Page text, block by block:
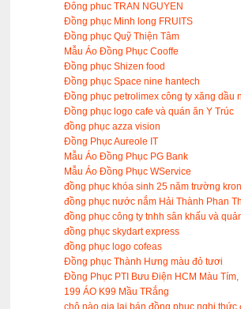
Đông phuc TRAN NGUYEN
Đồng phục Minh long FRUITS
Đồng phục Quỹ Thiện Tâm
Mẫu Áo Đồng Phục Cooffe
Đồng phục Shizen food
Đồng phục Space nine hantech
Đồng phục petrolimex công ty xăng dầu
Đồng phục logo cafe và quán ăn Y Trúc
đồng phục azza vision
Đồng Phục Aureole IT
Mẫu Áo Đồng Phục PG Bank
Mẫu Áo Đồng Phục WService
đồng phục khóa sinh 25 năm trường
đồng phục nước nắm Hải Thành Phan
đồng phục công ty tnhh sân khấu và
đồng phục skydart express
đồng phục logo cofeas
Đồng phục Thành Hưng màu đỏ tươi
Đồng Phục PTI Bưu Điện HCM Màu Tím,
199 ÁO K99 Mầu TRắng